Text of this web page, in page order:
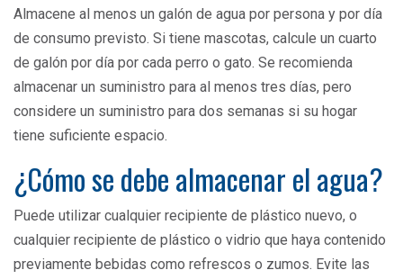
Almacene al menos un galón de agua por persona y por día
de consumo previsto. Si tiene mascotas, calcule un cuarto
de galón por día por cada perro o gato. Se recomienda
almacenar un suministro para al menos tres días, pero
considere un suministro para dos semanas si su hogar
tiene suficiente espacio.
¿Cómo se debe almacenar el agua?
Puede utilizar cualquier recipiente de plástico nuevo, o
cualquier recipiente de plástico o vidrio que haya contenido
previamente bebidas como refrescos o zumos. Evite las